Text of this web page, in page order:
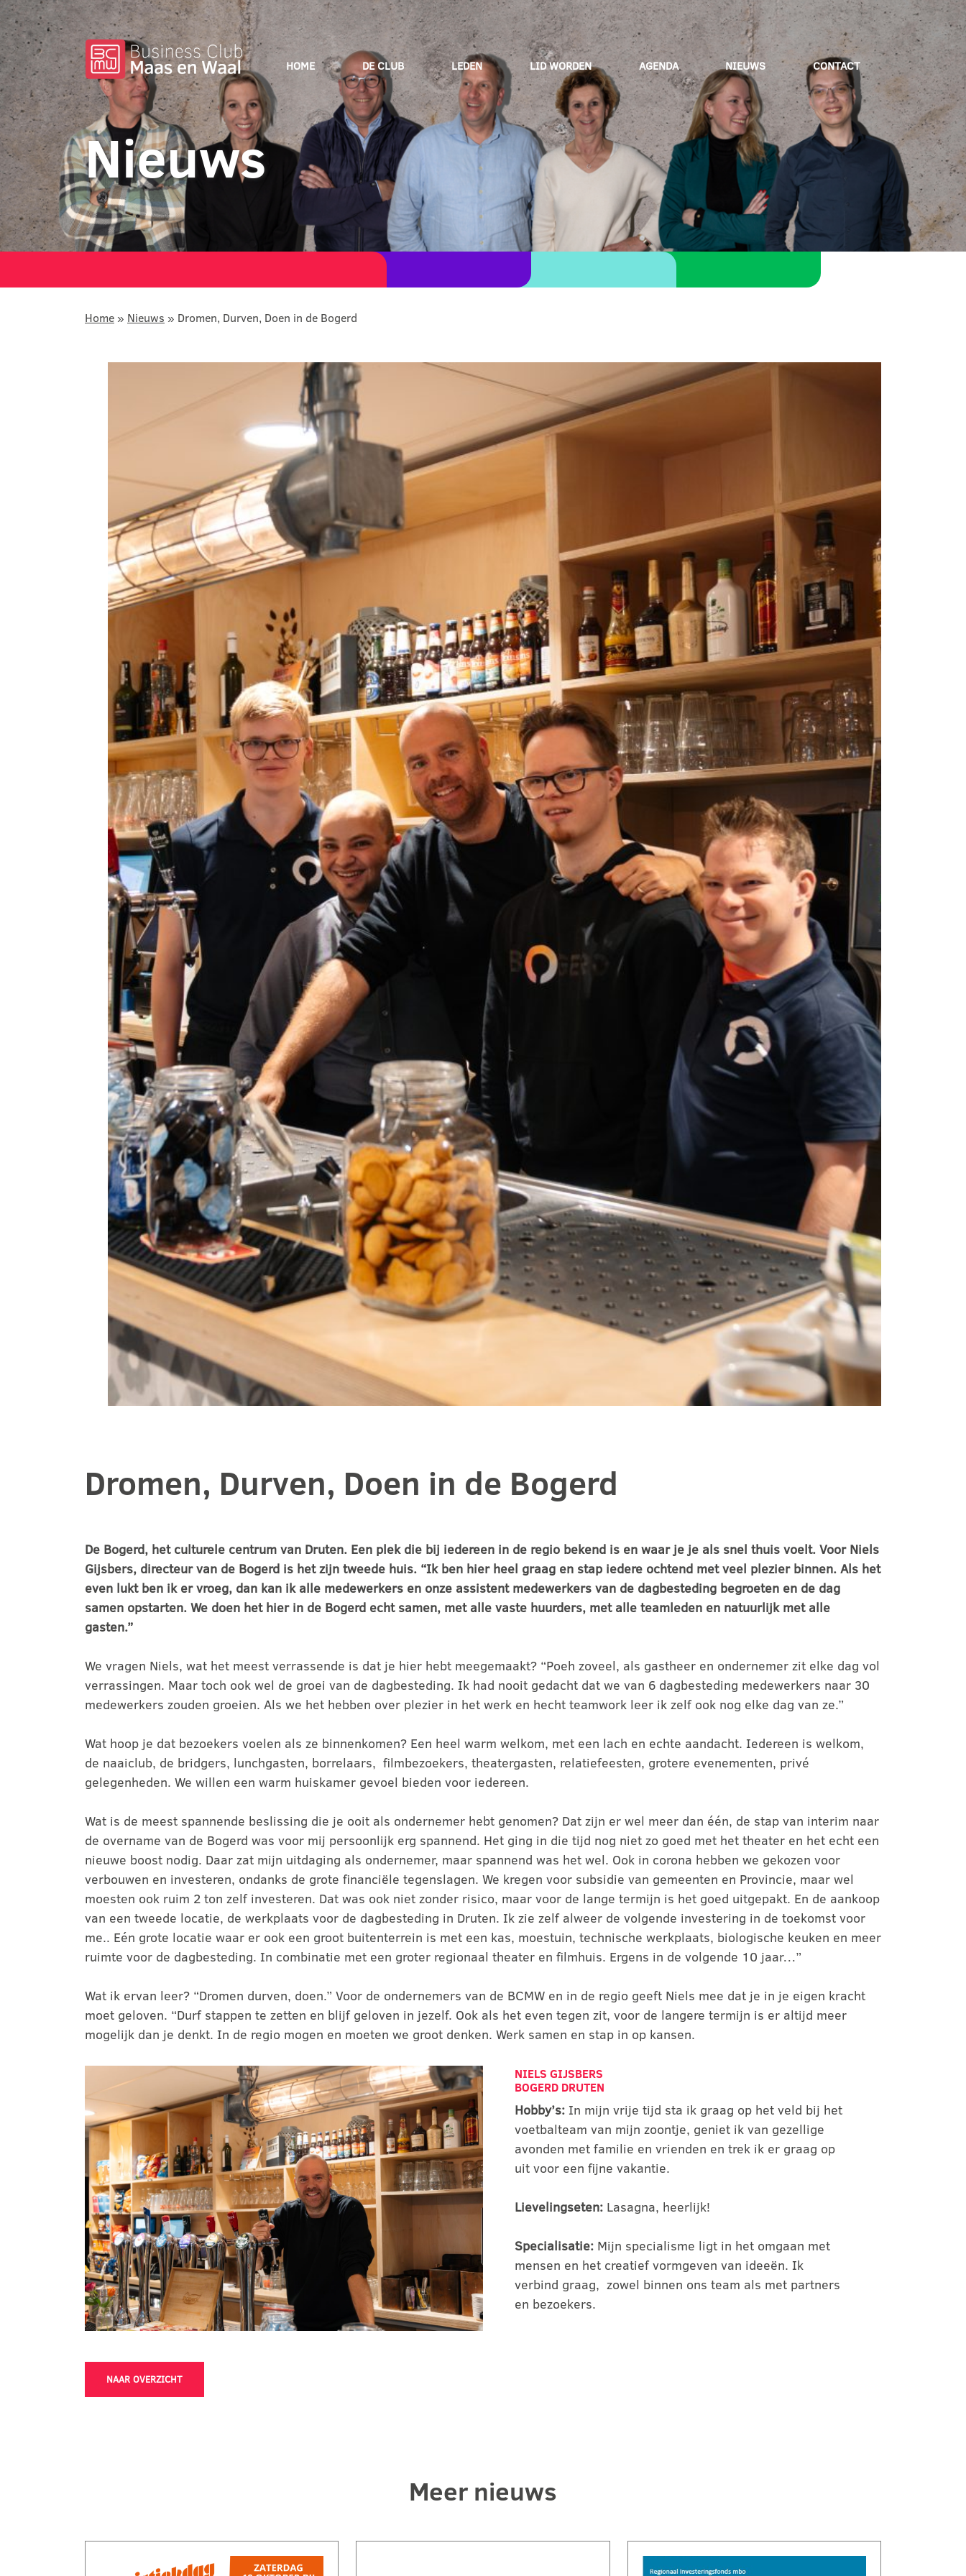
HOME DE CLUB LEDEN LID WORDEN AGENDA NIEUWS CONTACT
Nieuws
Home » Nieuws » Dromen, Durven, Doen in de Bogerd
Dromen, Durven, Doen in de Bogerd
De Bogerd, het culturele centrum van Druten. Een plek die bij iedereen in de regio bekend is en waar je je als snel thuis voelt. Voor Niels
Gijsbers, directeur van de Bogerd is het zijn tweede huis. “Ik ben hier heel graag en stap iedere ochtend met veel plezier binnen. Als het
even lukt ben ik er vroeg, dan kan ik alle medewerkers en onze assistent medewerkers van de dagbesteding begroeten en de dag
samen opstarten. We doen het hier in de Bogerd echt samen, met alle vaste huurders, met alle teamleden en natuurlijk met alle
gasten.”
We vragen Niels, wat het meest verrassende is dat je hier hebt meegemaakt? “Poeh zoveel, als gastheer en ondernemer zit elke dag vol
verrassingen. Maar toch ook wel de groei van de dagbesteding. Ik had nooit gedacht dat we van 6 dagbesteding medewerkers naar 30
medewerkers zouden groeien. Als we het hebben over plezier in het werk en hecht teamwork leer ik zelf ook nog elke dag van ze.”
Wat hoop je dat bezoekers voelen als ze binnenkomen? Een heel warm welkom, met een lach en echte aandacht. Iedereen is welkom,
de naaiclub, de bridgers, lunchgasten, borrelaars, filmbezoekers, theatergasten, relatiefeesten, grotere evenementen, privé
gelegenheden. We willen een warm huiskamer gevoel bieden voor iedereen.
Wat is de meest spannende beslissing die je ooit als ondernemer hebt genomen? Dat zijn er wel meer dan één, de stap van interim naar
de overname van de Bogerd was voor mij persoonlijk erg spannend. Het ging in die tijd nog niet zo goed met het theater en het echt een
nieuwe boost nodig. Daar zat mijn uitdaging als ondernemer, maar spannend was het wel. Ook in corona hebben we gekozen voor
verbouwen en investeren, ondanks de grote financiële tegenslagen. We kregen voor subsidie van gemeenten en Provincie, maar wel
moesten ook ruim 2 ton zelf investeren. Dat was ook niet zonder risico, maar voor de lange termijn is het goed uitgepakt. En de aankoop
van een tweede locatie, de werkplaats voor de dagbesteding in Druten. Ik zie zelf alweer de volgende investering in de toekomst voor
me.. Eén grote locatie waar er ook een groot buitenterrein is met een kas, moestuin, technische werkplaats, biologische keuken en meer
ruimte voor de dagbesteding. In combinatie met een groter regionaal theater en filmhuis. Ergens in de volgende 10 jaar…”
Wat ik ervan leer? “Dromen durven, doen.” Voor de ondernemers van de BCMW en in de regio geeft Niels mee dat je in je eigen kracht
moet geloven. “Durf stappen te zetten en blijf geloven in jezelf. Ook als het even tegen zit, voor de langere termijn is er altijd meer
mogelijk dan je denkt. In de regio mogen en moeten we groot denken. Werk samen en stap in op kansen.
NIELS GIJSBERS
BOGERD DRUTEN
Hobby’s: In mijn vrije tijd sta ik graag op het veld bij het
voetbalteam van mijn zoontje, geniet ik van gezellige
avonden met familie en vrienden en trek ik er graag op
uit voor een fijne vakantie.
Lievelingseten: Lasagna, heerlijk!
Specialisatie: Mijn specialisme ligt in het omgaan met
mensen en het creatief vormgeven van ideeën. Ik
verbind graag, zowel binnen ons team als met partners
en bezoekers.
NAAR OVERZICHT
Meer nieuws